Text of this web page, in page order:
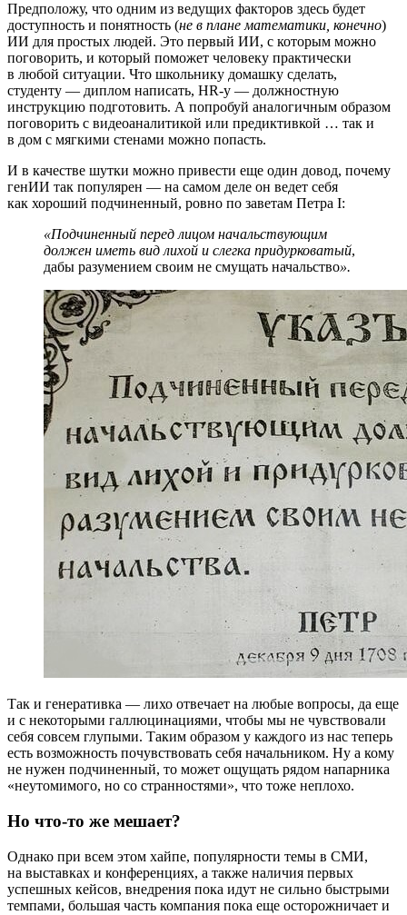
Предположу, что одним из ведущих факторов здесь будет
доступность и понятность (не в плане математики, конечно)
ИИ для простых людей. Это первый ИИ, с которым можно
поговорить, и который поможет человеку практически
в любой ситуации. Что школьнику домашку сделать,
студенту — диплом написать, HR‑у — должностную
инструкцию подготовить. А попробуй аналогичным образом
поговорить с видеоаналитикой или предиктивкой … так и
в дом с мягкими стенами можно попасть.
И в качестве шутки можно привести еще один довод, почему
генИИ так популярен — на самом деле он ведет себя
как хороший подчиненный, ровно по заветам Петра I:
«Подчиненный перед лицом начальствующим
должен иметь вид лихой и слегка придурковатый,
дабы разумением своим не смущать начальство».
Так и генеративка — лихо отвечает на любые вопросы, да еще
и с некоторыми галлюцинациями, чтобы мы не чувствовали
себя совсем глупыми. Таким образом у каждого из нас теперь
есть возможность почувствовать себя начальником. Ну а кому
не нужен подчиненный, то может ощущать рядом напарника
«неутомимого, но со странностями», что тоже неплохо.
Но что-то же мешает?
Однако при всем этом хайпе, популярности темы в СМИ,
на выставках и конференциях, а также наличия первых
успешных кейсов, внедрения пока идут не сильно быстрыми
темпами, большая часть компания пока еще осторожничает и